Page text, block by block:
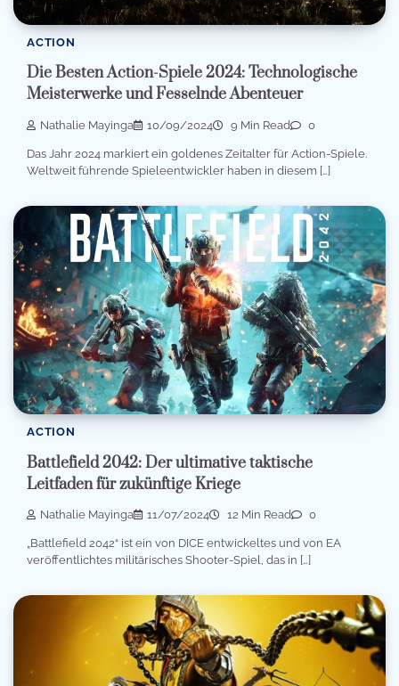
ACTION
Die Besten Action-Spiele 2024: Technologische
Meisterwerke und Fesselnde Abenteuer
Nathalie Mayinga 10/09/2024 9 Min Read 0
Das Jahr 2024 markiert ein goldenes Zeitalter für Action-Spiele.
Weltweit führende Spieleentwickler haben in diesem […]
ACTION
Battlefield 2042: Der ultimative taktische
Leitfaden für zukünftige Kriege
Nathalie Mayinga 11/07/2024 12 Min Read 0
„Battlefield 2042“ ist ein von DICE entwickeltes und von EA
veröffentlichtes militärisches Shooter-Spiel, das in […]